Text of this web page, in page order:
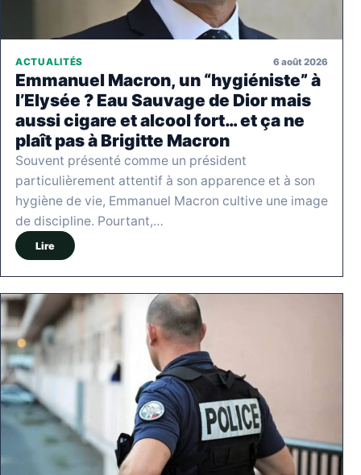
ACTUALITÉS 6 août 2026
Emmanuel Macron, un “hygiéniste” à
l’Elysée ? Eau Sauvage de Dior mais
aussi cigare et alcool fort… et ça ne
plaît pas à Brigitte Macron
Souvent présenté comme un président
particulièrement attentif à son apparence et à son
hygiène de vie, Emmanuel Macron cultive une image
de discipline. Pourtant,…
Lire